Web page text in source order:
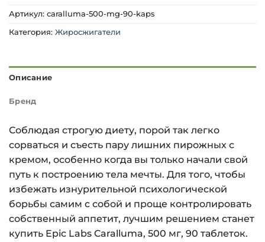
Артикул: caralluma-500-mg-90-kaps
Категория: Жиросжигатели
Описание
Бренд
Соблюдая строгую диету, порой так легко
сорваться и съесть пару лишних пирожных с
кремом, особенно когда вы только начали свой
путь к построению тела мечты. Для того, чтобы
избежать изнурительной психологической
борьбы самим с собой и проще контролировать
собственный аппетит, лучшим решением станет
купить Epic Labs Caralluma, 500 мг, 90 таблеток.